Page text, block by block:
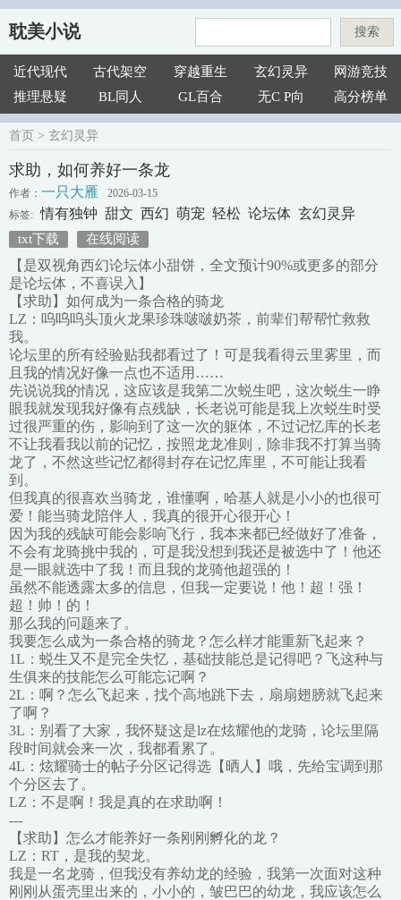
耽美小说 搜索
近代现代 古代架空 穿越重生 玄幻灵异
网游竞技
推理悬疑
BL同人 GL百合 无C P向 高分榜单
首页 > 玄幻灵异
求助，如何养好一条龙
作者： 一只大雁
2026-03-15
标签: 情有独钟 甜文 西幻 萌宠 轻松 论坛体 玄幻灵异
txt下载 在线阅读
【是双视角西幻论坛体小甜饼，全文预计90%或更多的部分
是论坛体，不喜误入】
【求助】如何成为一条合格的骑龙
LZ：呜呜呜头顶火龙果珍珠啵啵奶茶，前辈们帮帮忙救救
我。
论坛里的所有经验贴我都看过了！可是我看得云里雾里，而
且我的情况好像一点也不适用……
先说说我的情况，这应该是我第二次蜕生吧，这次蜕生一睁
眼我就发现我好像有点残缺，长老说可能是我上次蜕生时受
过很严重的伤，影响到了这一次的躯体，不过记忆库的长老
不让我看我以前的记忆，按照龙龙准则，除非我不打算当骑
龙了，不然这些记忆都得封存在记忆库里，不可能让我看
到。
但我真的很喜欢当骑龙，谁懂啊，哈基人就是小小的也很可
爱！能当骑龙陪伴人，我真的很开心很开心！
因为我的残缺可能会影响飞行，我本来都已经做好了准备，
不会有龙骑挑中我的，可是我没想到我还是被选中了！他还
是一眼就选中了我！而且我的龙骑他超强的！
虽然不能透露太多的信息，但我一定要说！他！超！强！
超！帅！的！
那么我的问题来了。
我要怎么成为一条合格的骑龙？怎么样才能重新飞起来？
1L：蜕生又不是完全失忆，基础技能总是记得吧？飞这种与
生俱来的技能怎么可能忘记啊？
2L：啊？怎么飞起来，找个高地跳下去，扇扇翅膀就飞起来
了啊？
3L：别看了大家，我怀疑这是lz在炫耀他的龙骑，论坛里隔
段时间就会来一次，我都看累了。
4L：炫耀骑士的帖子分区记得选【晒人】哦，先给宝调到那
个分区去了。
LZ：不是啊！我是真的在求助啊！
---
【求助】怎么才能养好一条刚刚孵化的龙？
LZ：RT，是我的契龙。
我是一名龙骑，但我没有养幼龙的经验，我第一次面对这种
刚刚从蛋壳里出来的，小小的，皱巴巴的幼龙，我应该怎么